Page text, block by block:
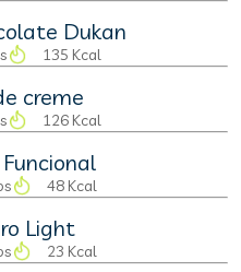
Dukan
135 Kcal
creme
126 Kcal
48 Kcal
Light
23 Kcal